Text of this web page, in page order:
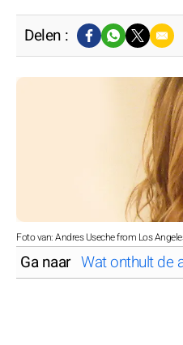
Delen :
Foto van: Andres Useche from Los
Ga naar Wat onthult de